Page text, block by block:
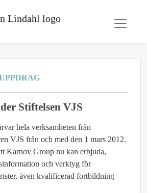
Stiftelsen VJS
hela verksamheten från
VJS från och med den 1 mars 2012.
Karnov Group nu kan erbjuda,
och verktyg för
även kvalificerad fortbildning